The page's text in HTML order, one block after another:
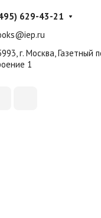
629-43-21
г. Москва, Газетный
1